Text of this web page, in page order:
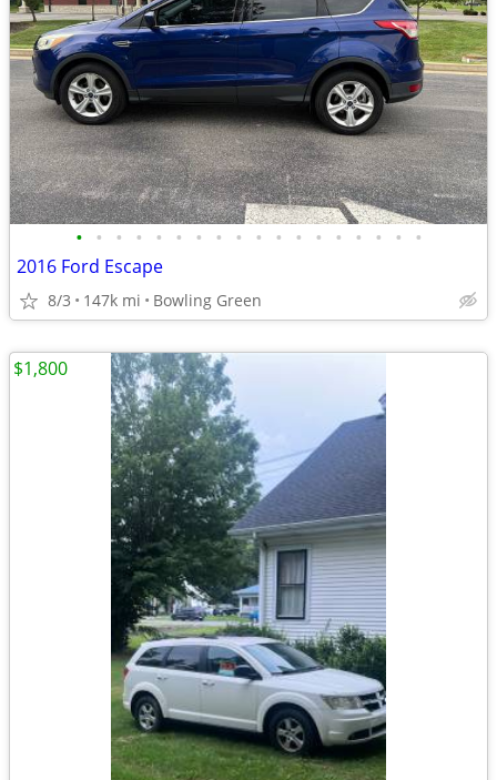
• • • • • • • • • • • • • • • • • •
2016 Ford Escape
8/3 147k mi Bowling Green
$1,800